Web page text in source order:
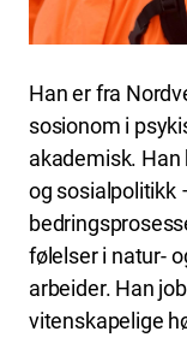
Han er fra
sosionom i
akademisk. Han
og sosialpolitikk
følelser i natur-
arbeider. Han
vitenskapelige